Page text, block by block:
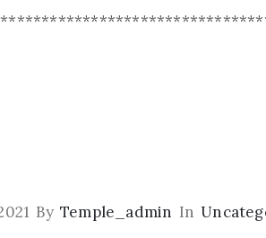
By Temple_admin In